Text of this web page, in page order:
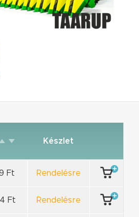
Készlet
Ft Rendelésre
Ft Rendelésre